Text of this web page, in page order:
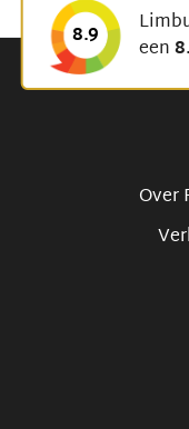
8.9
een
Over